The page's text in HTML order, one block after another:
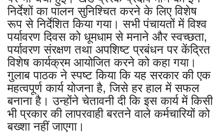
निर्देशों का पालन सुनिश्चित करने के लिए विशेष
रूप से निर्देशित किया गया। सभी पंचायतों में विश्व
पर्यावरण दिवस को धूमधाम से मनाने और स्वच्छता,
पर्यावरण संरक्षण तथा अपशिष्ट प्रबंधन पर केंद्रित
विशेष कार्यक्रम आयोजित करने को कहा गया।
गुलाब पाठक ने स्पष्ट किया कि यह सरकार की एक
महत्वपूर्ण कार्य योजना है, जिसे हर हाल में सफल
बनाना है। उन्होंने चेतावनी दी कि इस कार्य में किसी
भी प्रकार की लापरवाही बरतने वाले कर्मचारियों को
बख्शा नहीं जाएगा।